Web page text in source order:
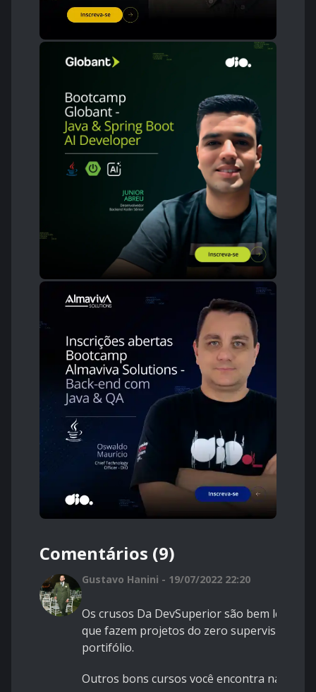
Comentários (9)
Gustavo Hanini - 19/07/2022 22:20
Os crusos Da DevSuperior são bem legais,
que fazem projetos do zero
portifólio.
Outros bons cursos você encontra na udemi